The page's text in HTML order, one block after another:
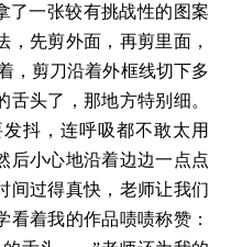
了一张较有挑战性的图案
先剪外面，再剪里面，
，剪刀沿着外框线切下多
头了，那地方特别细。
抖，连呼吸都不敢太用
后小心地沿着边边一点点
间过得真快，老师让我们
着我的作品啧啧称赞：